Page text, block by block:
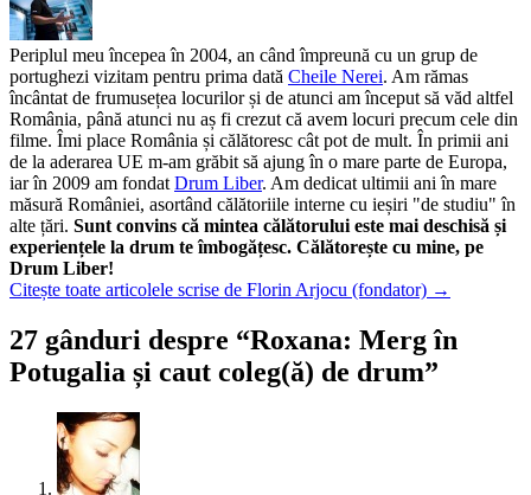
Periplul meu începea în 2004, an când împreună cu un grup de
portughezi vizitam pentru prima dată Cheile Nerei. Am rămas
încântat de frumusețea locurilor și de atunci am început să văd altfel
România, până atunci nu aș fi crezut că avem locuri precum cele din
filme. Îmi place România și călătoresc cât pot de mult. În primii ani
de la aderarea UE m-am grăbit să ajung în o mare parte de Europa,
iar în 2009 am fondatDrum Liber. Am dedicat ultimii ani în mare
măsură României, asortând călătoriile interne cu ieșiri "de studiu" în
alte țări. Sunt convins că mintea călătorului este mai deschisă și
experiențele la drum te îmbogățesc. Călătorește cu mine, pe
Drum Liber!
Citește toate articolele scrise de Florin Arjocu (fondator) →
27 gânduri despre “Roxana: Merg în
Potugalia și caut coleg(ă) de drum”